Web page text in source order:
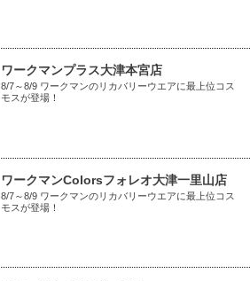
ワークマンプラス大津本宮店
8/7～8/9 ワークマンのリカバリーウエアに最上位コス
モスが登場！
ワークマンColorsフォレオ大津一里山店
8/7～8/9 ワークマンのリカバリーウエアに最上位コス
モスが登場！